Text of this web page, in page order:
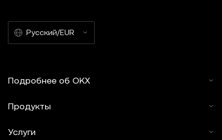
Русский/EUR
Подробнее об OKX
Продукты
Услуги